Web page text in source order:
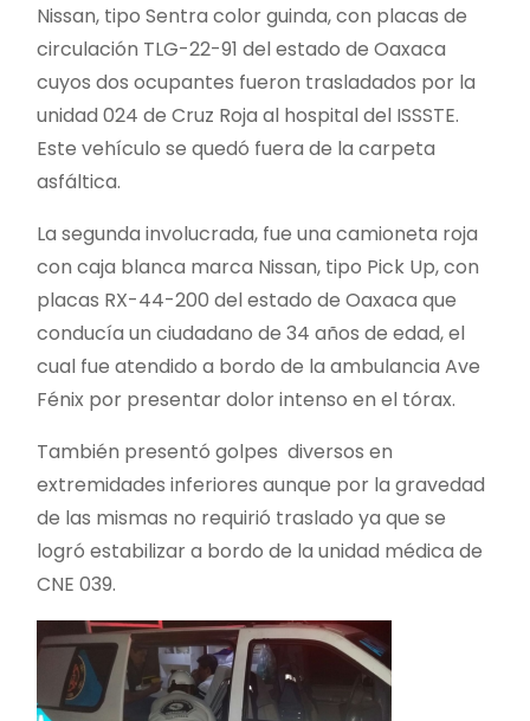
Nissan, tipo Sentra color guinda, con placas de
circulación TLG-22-91 del estado de Oaxaca
cuyos dos ocupantes fueron trasladados por la
unidad 024 de Cruz Roja al hospital del ISSSTE.
Este vehículo se quedó fuera de la carpeta
asfáltica.
La segunda involucrada, fue una camioneta roja
con caja blanca marca Nissan, tipo Pick Up, con
placas RX-44-200 del estado de Oaxaca que
conducía un ciudadano de 34 años de edad, el
cual fue atendido a bordo de la ambulancia Ave
Fénix por presentar dolor intenso en el tórax.
También presentó golpes diversos en
extremidades inferiores aunque por la gravedad
de las mismas no requirió traslado ya que se
logró estabilizar a bordo de la unidad médica de
CNE 039.